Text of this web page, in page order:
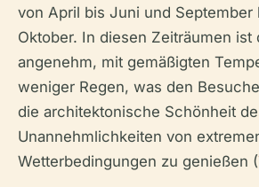
von April bis Juni und September
Oktober. In diesen Zeiträumen ist
angenehm, mit gemäßigten
weniger Regen, was den
die architektonische Schönheit
Unannehmlichkeiten von
Wetterbedingungen zu genießen (